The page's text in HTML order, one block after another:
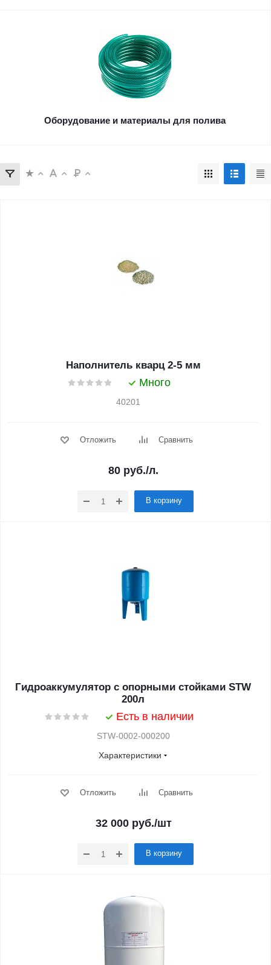
Оборудование и материалы для полива
Наполнитель кварц 2-5 мм
Много
40201
Отложить Сравнить
80 руб./л.
В корзину
Гидроаккумулятор с опорными стойками STW
200л
Есть в наличии
STW-0002-000200
Характеристики
Отложить Сравнить
32 000руб./шт
В корзину